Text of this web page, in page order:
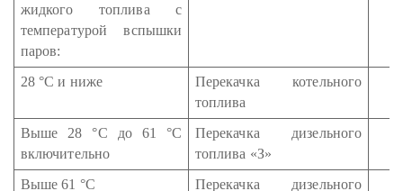
жидкого топлива с
температурой вспышки
паров:
28 °С и ниже
Перекачка котельного
топлива
Выше 28 °С до 61 °С
включительно
Перекачка дизельного
топлива «З»
Выше 61 °С
Перекачка дизельного